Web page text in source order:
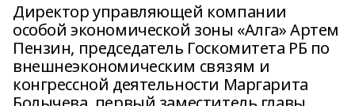
Директор управляющей компании
особой экономической зоны «Алга» Артем
Пензин, председатель Госкомитета РБ по
внешнеэкономическим связям и
конгрессной деятельности Маргарита